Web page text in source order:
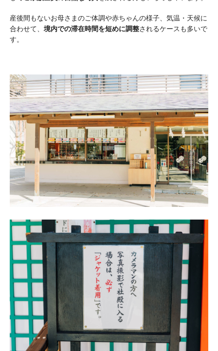
産後間もないお母さまのご体調や赤ちゃんの様子、気温・天候に
合わせて、 境内での滞在時間を短めに調整されるケースも多いで
す。